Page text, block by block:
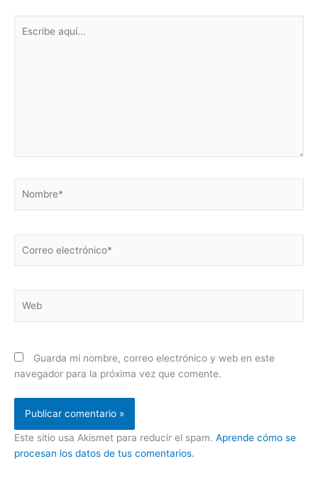
aquí...
electrónico*
Guarda mi nombre, correo electrónico y web en este
navegador para la próxima vez que comente.
Este sitio usa Akismet para reducir el spam. Aprende cómo se
procesan los datos de tus comentarios.